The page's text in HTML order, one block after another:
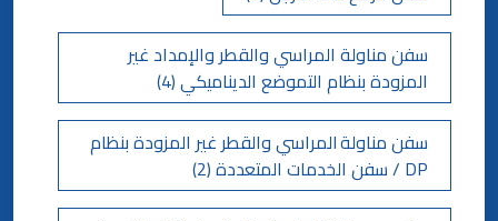
سفن مناولة المراسي والقطر والإمداد غير
المزودة بنظام التموضع الديناميكي (4)
سفن مناولة المراسي والقطر غير المزودة بنظام
DP / سفن الخدمات المتعددة (2)